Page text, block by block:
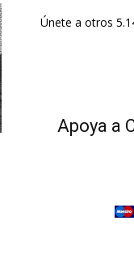
Únete a otros
Apoya a